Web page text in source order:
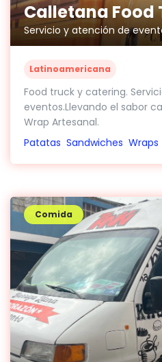
Calletana Food
Servicio y atención de
Latinoamericana
Food truck y catering.
eventos.Llevando el sabor
Wrap Artesanal.
Patatas Sandwiches Wraps
Comida